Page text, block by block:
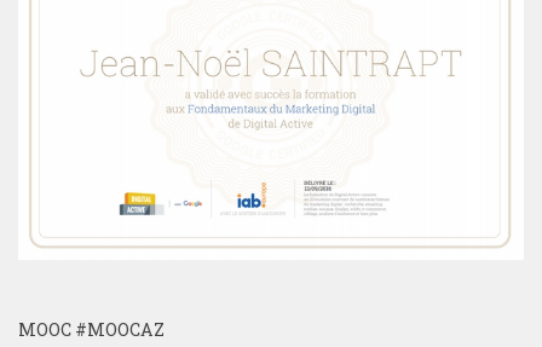
MOOC #MOOCAZ